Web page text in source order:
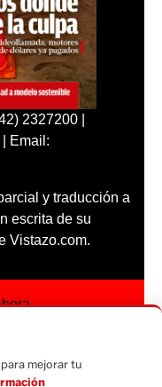
2327200 |
Email:
y traducción a
escrita de su
Vistazo.com.
mejorar tu